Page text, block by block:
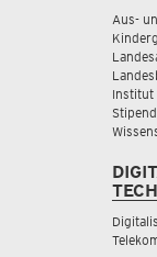
Aus-
Institut